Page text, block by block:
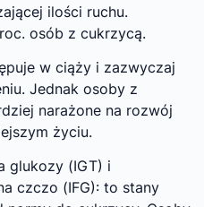
ilości ruchu.
osób z cukrzycą.
w ciąży i zazwyczaj
Jednak osoby z
narażone na rozwój
życiu.
glukozy (IGT) i
czczo (IFG): to stany